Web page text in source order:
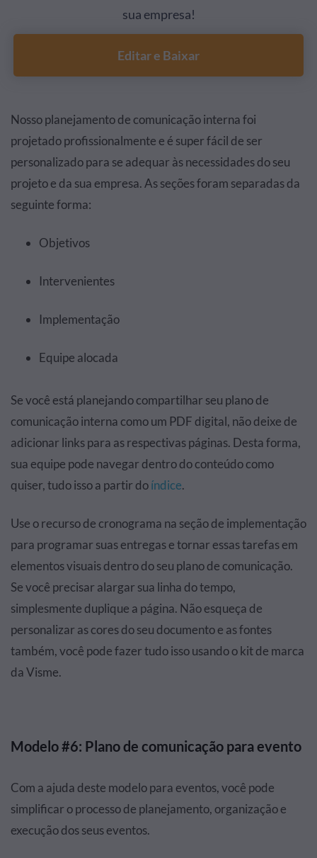
sua empresa!
Editar e Baixar
Nosso planejamento de comunicação interna foi
projetado profissionalmente e é super fácil de ser
personalizado para se adequar às necessidades do seu
projeto e da sua empresa. As seções foram separadas da
seguinte forma:
Objetivos
Intervenientes
Implementação
Equipe alocada
Se você está planejando compartilhar seu plano de
comunicação interna como um PDF digital, não deixe de
adicionar links para as respectivas páginas. Desta forma,
sua equipe pode navegar dentro do conteúdo como
quiser, tudo isso a partir doíndice.
Use o recurso de cronograma na seção de implementação
para programar suas entregas etornar essas tarefas em
elementos visuaisdentro do seu plano de comunicação.
Se você precisar alargar sua linha do tempo,
simplesmente duplique a página. Não esqueça de
personalizar as cores do seu documento e as fontes
também, você pode fazer tudo isso usando o kit de marca
da Visme.
Modelo #6: Plano de comunicação para evento
Com a ajuda deste modelo para eventos, você pode
simplificar o processo de planejamento, organização e
execução dos seus eventos.